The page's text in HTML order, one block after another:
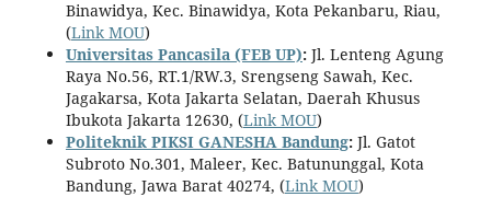
Binawidya, Kec. Binawidya, Kota Pekanbaru, Riau,
(Link MOU)
Universitas Pancasila (FEB UP): Jl. Lenteng Agung
Raya No.56, RT.1/RW.3, Srengseng Sawah, Kec.
Jagakarsa, Kota Jakarta Selatan, Daerah Khusus
Ibukota Jakarta 12630, (Link MOU)
Politeknik PIKSI GANESHA Bandung: Jl. Gatot
Subroto No.301, Maleer, Kec. Batununggal, Kota
Bandung, Jawa Barat 40274, (Link MOU)